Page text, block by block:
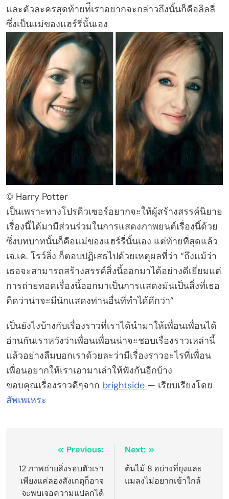
และตัวละครสุดท้ายท่ีเราอยากจะกล่าวถึงนั้นก็คือลิลลี่
ซึ่งเป็นแม่ของแฮร์รี่นั้นเอง
© Harry Potter
เป็นเพราะทางโปรดิวเซอร์อยากจะให้ผู้สร้างสรรค์นิยาย
เรื่องนี้ได้มามีส่วนร่วมในการแสดงภาพยนต์เรื่องนี้ด้วย
ซึ่งบทบาทนั้นก็คือแม่ของแฮร์รี่นั้นเอง แต่ท้ายที่สุดแล้ว
เจ.เค. โรว์ลิ่ง ก็ตอบปฏิเสธไปด้วยเหตุผลที่ว่า “ถึงแม้ว่า
เธอจะสามารถสร้างสรรค์สิ่งนี้ออกมาได้อย่างดีเยี่ยมแต่
การถ่ายทอดเรื่องนี้ออกมาเป็นการแสดงมันเป็นสิ่งที่เธอ
คิดว่าน่าจะมีนักแสดงท่านอื่นที่ทำได้ดีกว่า”
เป็นยังไงบ้างกับเรื่องราวที่เราได้นำมาให้เพื่อนเพื่อนได้
อ่านกันเราหวังว่าเพื่อนเพื่อนน่าจะชอบเรื่องราวเหล่านี้
แล้วอย่างลืมบอกเราด้วยละว่ามีเรื่องราวอะไรที่เพื่อน
เพื่อนอยากให้เราเอามาเล่าให้ฟังกันอีกบ้าง
ขอบคุณเรื่องราวดีๆจาก brightside — เรียบเรียงโดย
สัพเพเหระ
navigation
Previous:
12 ภาพถ่ายสิ่งรอบตัวเรา
เพียงแค่ลองสังเกตุก็อาจ
จะพบเจอความแปลกได้
Next:
ต้นไม้ 8 อย่างที่ยุงและ
แมลงไม่อยากเข้าใกล้